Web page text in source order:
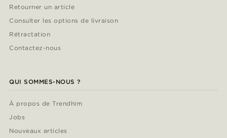
Retourner un article
Consulter les options de livraison
Rétractation
Contactez-nous
QUI SOMMES-NOUS ?
À propos de Trendhim
Jobs
Nouveaux articles